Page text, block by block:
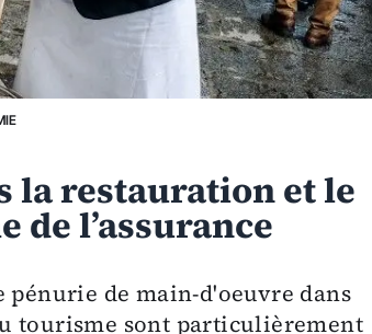
la restauration et le
de l’assurance
de main-d'oeuvre dans
tourisme sont particulièrement